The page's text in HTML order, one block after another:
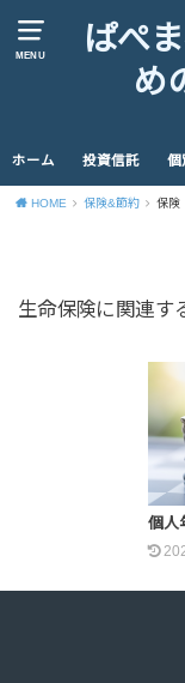
MENU
ぱぺ
め
ホーム 投資信託 個
HOME 保険&節約 保険
生命保険に関連す
個人